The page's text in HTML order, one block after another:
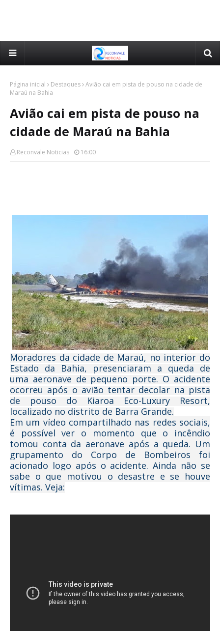
Página inicial Destaques Avião cai em pista de pouso na cidade de
Maraú na Bahia
Avião cai em pista de pouso na
cidade de Maraú na Bahia
Reconvale Noticias 16:00
Moradores da cidade de Maraú, no interior do
Estado da Bahia, presenciaram a queda de
uma aeronave de pequeno porte. O acidente
ocorreu após o avião tentar decolar na pista
de pouso do Kiaroa Eco-Luxury Resort,
localizado no distrito de Barra Grande.
Em um vídeo compartilhado nas redes sociais,
é possível ver o momento que o incêndio
tomou conta da aeronave após a queda. Um
grupamento do Corpo de Bombeiros foi
acionado logo após o acidente. Ainda não se
sabe o que motivou o desastre e se houve
vítimas. Veja: